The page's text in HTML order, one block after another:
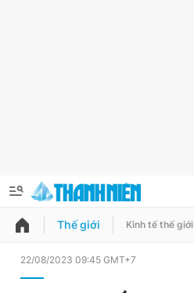
QUẢNG CÁO
Thế giới Kinh tế thế giới
22/08/2023 09:45 GMT+7